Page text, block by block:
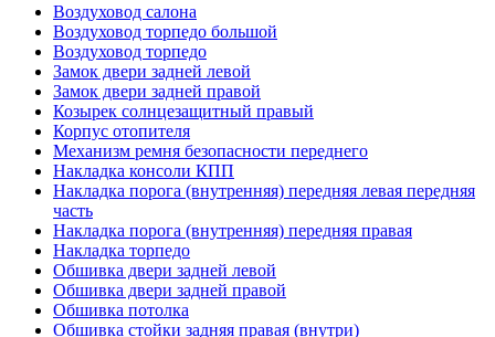
Воздуховод салона
Воздуховод торпедо большой
Воздуховод торпедо
Замок двери задней левой
Замок двери задней правой
Козырек солнцезащитный правый
Корпус отопителя
Механизм ремня безопасности переднего
Накладка консоли КПП
Накладка порога (внутренняя) передняя левая передняя
часть
Накладка порога (внутренняя) передняя правая
Накладка торпедо
Обшивка двери задней левой
Обшивка двери задней правой
Обшивка потолка
Обшивка стойки задняя правая (внутри)